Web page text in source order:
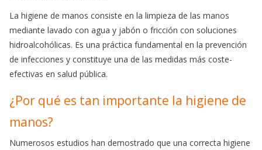
La higiene de manos consiste en la limpieza de las manos
mediante lavado con agua y jabón o fricción con soluciones
hidroalcohólicas. Es una práctica fundamental en la prevención
de infecciones y constituye una de las medidas más coste-
efectivas en salud pública.
¿Por qué es tan importante la higiene de
manos?
Numerosos estudios han demostrado que una correcta higiene